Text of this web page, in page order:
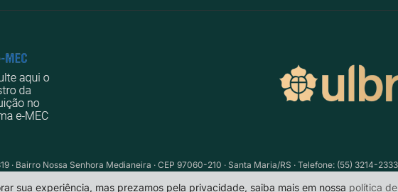
· Bairro Nossa Senhora Medianeira · CEP 97060-210 · Santa Maria/RS · Telefone: (55) 3214-
sua experiência, mas prezamos pela privacidade, saiba mais em nossa política